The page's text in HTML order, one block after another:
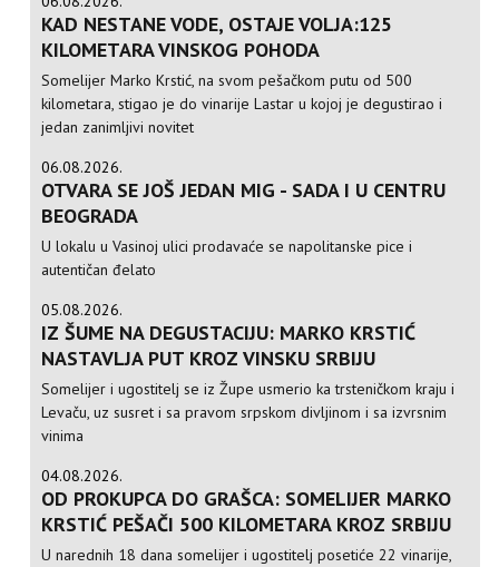
KAD NESTANE VODE, OSTAJE VOLJA:125
KILOMETARA VINSKOG POHODA
Somelijer Marko Krstić, na svom pešačkom putu od 500
kilometara, stigao je do vinarije Lastar u kojoj je degustirao i
jedan zanimljivi novitet
06.08.2026.
OTVARA SE JOŠ JEDAN MIG - SADA I U CENTRU
BEOGRADA
U lokalu u Vasinoj ulici prodavaće se napolitanske pice i
autentičan đelato
05.08.2026.
IZ ŠUME NA DEGUSTACIJU: MARKO KRSTIĆ
NASTAVLJA PUT KROZ VINSKU SRBIJU
Somelijer i ugostitelj se iz Župe usmerio ka trsteničkom kraju i
Levaču, uz susret i sa pravom srpskom divljinom i sa izvrsnim
vinima
04.08.2026.
OD PROKUPCA DO GRAŠCA: SOMELIJER MARKO
KRSTIĆ PEŠAČI 500 KILOMETARA KROZ SRBIJU
U narednih 18 dana somelijer i ugostitelj posetiće 22 vinarije,